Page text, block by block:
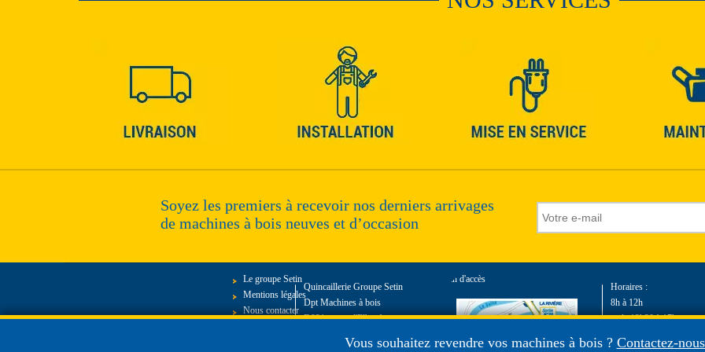
Vous souhaitez revendre vos machines à bois ? Contactez-
Soyez les premiers à recevoir nos derniers arrivages
de machines à bois neuves et d’occasion
Le groupe Setin
Mentions légales
Nous contacter
Quincaillerie Groupe Setin
Dpt Machines à bois
D921, route d'Elbeuf
Plan d'accès
Horaires :
8h à 12h
et de 13h30 à 17h